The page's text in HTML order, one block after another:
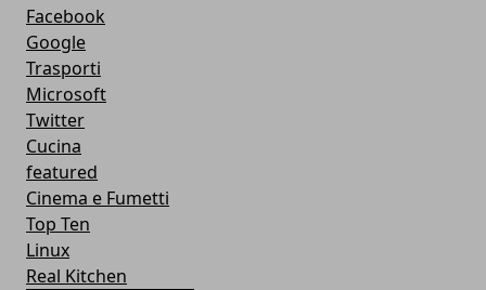
Facebook
Google
Trasporti
Microsoft
Twitter
Cucina
featured
Cinema e Fumetti
Top Ten
Linux
Real Kitchen